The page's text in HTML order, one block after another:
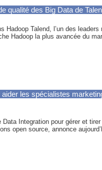
qualité des Big Data de
Hadoop Talend, l’un des leaders
Hadoop la plus avancée du
les spécialistes
Integration pour gérer et
open source, annonce